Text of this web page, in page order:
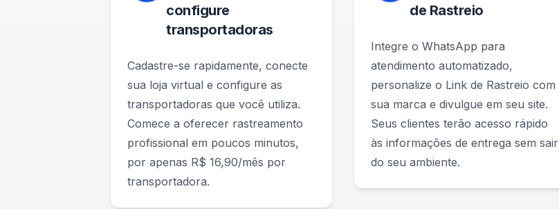
configure
transportadoras
Cadastre-se rapidamente, conecte
sua loja virtual e configure as
transportadoras que você utiliza.
Comece a oferecer rastreamento
profissional em poucos minutos,
por apenas R$ 16,90/mês por
transportadora.
de Rastreio
Integre o WhatsApp para
atendimento automatizado,
personalize o Link de Rastreio com
sua marca e divulgue em seu site.
Seus clientes terão acesso rápido
às informações de entrega sem sair
do seu ambiente.